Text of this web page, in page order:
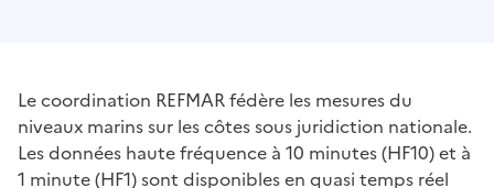
Le coordination REFMAR fédère les mesures du
niveaux marins sur les côtes sous juridiction nationale.
Les données haute fréquence à 10 minutes (HF10) et à
1 minute (HF1) sont disponibles en quasi temps réel